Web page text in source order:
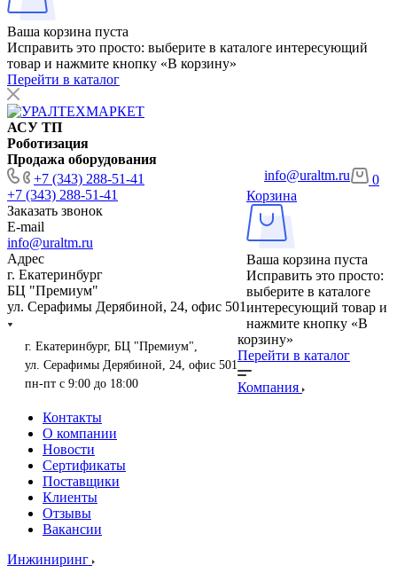
Ваша корзина пуста
Исправить это просто: выберите в каталоге интересующий
товар и нажмите кнопку «В корзину»
Перейти в каталог
АСУ ТП
Роботизация
Продажа оборудования
+7 (343) 288-51-41
+7 (343) 288-51-41
Заказать звонок
E-mail
info@uraltm.ru
Адрес
г. Екатеринбург
БЦ "Премиум"
ул. Серафимы Дерябиной, 24, офис 501
info@uraltm.ru
г. Екатеринбург, БЦ "Премиум",
ул. Серафимы Дерябиной, 24, офис 501
пн-пт с 9:00 до 18:00
0
Корзина
Ваша корзина пуста
Исправить это просто:
выберите в каталоге
интересующий товар и
нажмите кнопку «В
корзину»
Перейти в каталог
Компания
Контакты
О компании
Новости
Сертификаты
Поставщики
Клиенты
Отзывы
Вакансии
Инжиниринг